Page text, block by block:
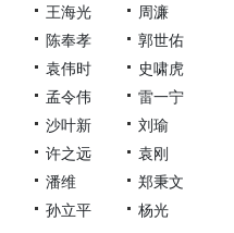
王海光
周濂
陈奉孝
郭世佑
袁伟时
史啸虎
孟令伟
雷一宁
沙叶新
刘瑜
许之远
袁刚
潘维
郑秉文
孙立平 杨光